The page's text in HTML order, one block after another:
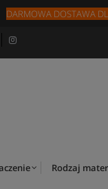
DARMOWA DOSTAWA
Rodzaj